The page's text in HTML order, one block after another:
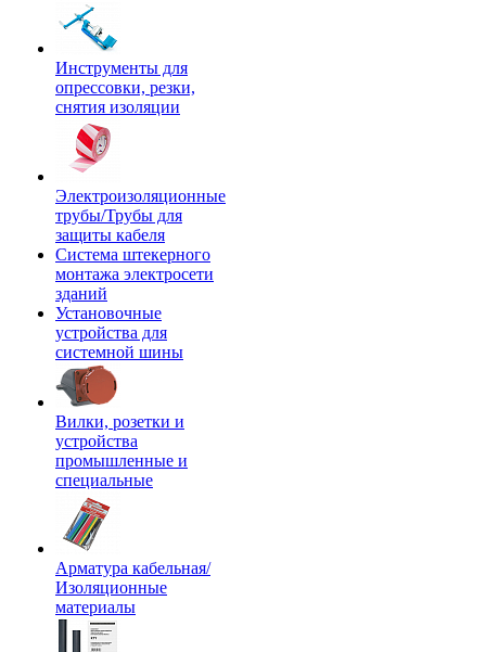
Инструменты для
опрессовки, резки,
снятия изоляции
Электроизоляционные
трубы/Трубы для
защиты кабеля
Система штекерного
монтажа электросети
зданий
Установочные
устройства для
системной шины
Вилки, розетки и
устройства
промышленные и
специальные
Арматура кабельная/
Изоляционные
материалы